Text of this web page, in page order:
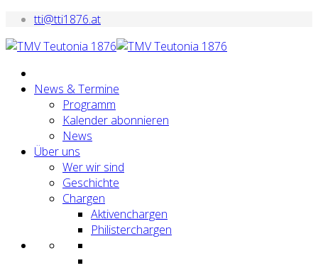
tti@tti1876.at
News & Termine
Programm
Kalender abonnieren
News
Über uns
Wer wir sind
Geschichte
Chargen
Aktivenchargen
Philisterchargen